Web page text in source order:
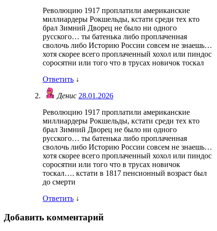
Революцию 1917 проплатили американские
миллиардеры Рокшельды, кстати среди тех кто
брал Зимний Дворец не было ни одного
русского… ты батенька либо проплаченная
сволочь либо Историю России совсем не знаешь…
хотя скорее всего проплаченный хохол или пиндос
соросятни или того что в трусах новичок тоскал
Ответить ↓
Денис 28.01.2026
Революцию 1917 проплатили американские
миллиардеры Рокшельды, кстати среди тех кто
брал Зимний Дворец не было ни одного
русского… ты батенька либо проплаченная
сволочь либо Историю России совсем не знаешь…
хотя скорее всего проплаченный хохол или пиндос
соросятни или того что в трусах новичок
тоскал…. кстати в 1817 пенсионный возраст был
до смерти
Ответить ↓
Добавить комментарий